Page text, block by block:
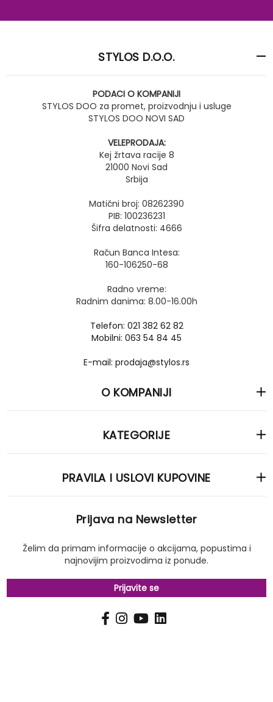
STYLOS D.O.O.
PODACI O KOMPANIJI
STYLOS DOO za promet, proizvodnju i usluge
STYLOS DOO NOVI SAD
VELEPRODAJA:
Kej žrtava racije 8
21000 Novi Sad
Srbija
Matični broj: 08262390
PIB: 100236231
Šifra delatnosti: 4666
Račun Banca Intesa:
160-106250-68
Radno vreme:
Radnim danima: 8.00-16.00h
Telefon: 021 382 62 82
Mobilni: 063 54 84 45
E-mail: prodaja@stylos.rs
O KOMPANIJI
KATEGORIJE
PRAVILA I USLOVI KUPOVINE
Prijava na Newsletter
Želim da primam informacije o akcijama, popustima i
najnovijim proizvodima iz ponude.
Prijavite se